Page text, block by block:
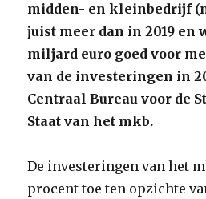
midden- en kleinbedrijf
juist meer dan in 2019 en
miljard euro goed voor
van de investeringen in
Centraal Bureau voor de
Staat van het mkb.
De investeringen van het
procent toe ten opzichte